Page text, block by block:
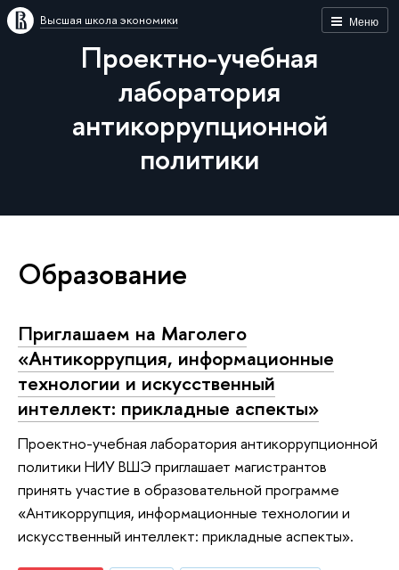
Меню
Высшая школа экономики
Проектно-учебная
лаборатория
антикоррупционной
политики
Образование
Приглашаем на Маголего
«Антикоррупция, информационные
технологии и искусственный
интеллект: прикладные аспекты»
Проектно-учебная лаборатория антикоррупционной
политики НИУ ВШЭ приглашает магистрантов
принять участие в образовательной программе
«Антикоррупция, информационные технологии и
искусственный интеллект: прикладные аспекты».